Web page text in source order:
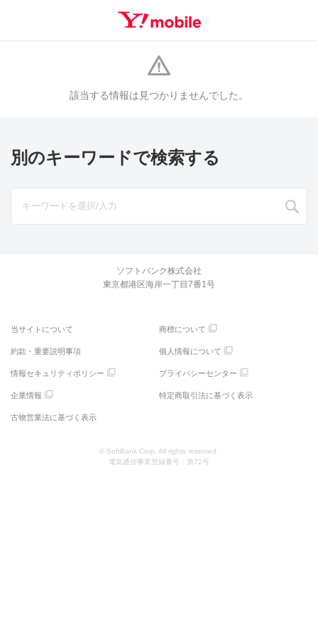
該当する情報は見つかりませんでした。
別のキーワードで検索する
ソフトバンク株式会社
東京都港区海岸一丁目7番1号
当サイトについて 商標について
約款・重要説明事項 個人情報について
情報セキュリティポリシー プライバシーセンター
企業情報 特定商取引法に基づく表示
古物営業法に基づく表示
© SoftBank Corp. All rights reserved.
電気通信事業登録番号：第72号